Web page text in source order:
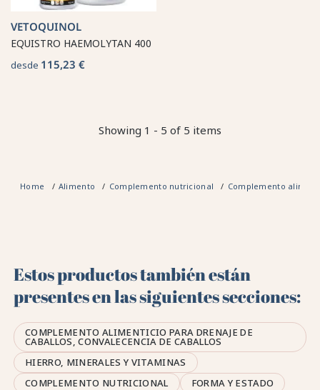
VETOQUINOL
EQUISTRO HAEMOLYTAN 400
desde 115,23 €
Showing 1 - 5 of 5 items
Home Alimento Complemento nutricional Complemento
Estos productos también están
presentes en las siguientes secciones:
COMPLEMENTO ALIMENTICIO PARA DRENAJE DE
CABALLOS, CONVALECENCIA DE CABALLOS
HIERRO, MINERALES Y VITAMINAS
COMPLEMENTO NUTRICIONAL
FORMA Y ESTADO